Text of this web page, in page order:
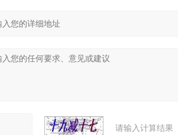
请输入计算结果